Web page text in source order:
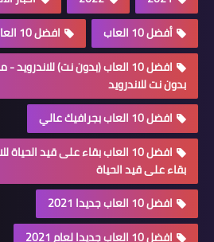
أفضل 10 العاب
افضل 10 العاب
افضل 10 العاب (بدون نت)
بدون نت للاندرويد
افضل 10 العاب بجرافيك عالي
افضل 10 العاب بقاء على قيد
بقاء على قيد الحياة
افضل 10 العاب جديدا 2021
افضل 10 العاب جديدا لعام 2021